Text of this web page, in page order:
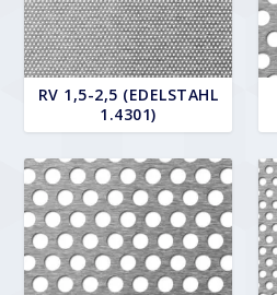
RV 1,5-2,5 (EDELSTAHL
1.4301)